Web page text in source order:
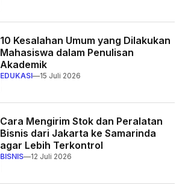
10 Kesalahan Umum yang Dilakukan
Mahasiswa dalam Penulisan
Akademik
EDUKASI—15 Juli 2026
Cara Mengirim Stok dan Peralatan
Bisnis dari Jakarta ke Samarinda
agar Lebih Terkontrol
BISNIS—12 Juli 2026